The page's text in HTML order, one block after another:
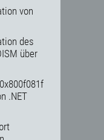
von
des
über
.NET